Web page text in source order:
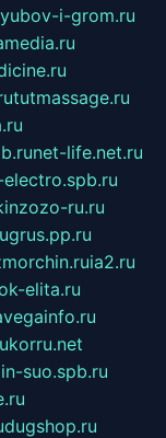
i-grom.ru
tutmassage.ru
net-life.net.ru
ru.ru
ia2.ru
elita.ru
korru.net
suo.spb.ru
dugshop.ru